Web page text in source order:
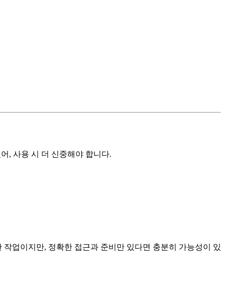
, 사용 시 더 신중해야 합니다.
작업이지만, 정확한 접근과 준비만 있다면 충분히 가능성이 있